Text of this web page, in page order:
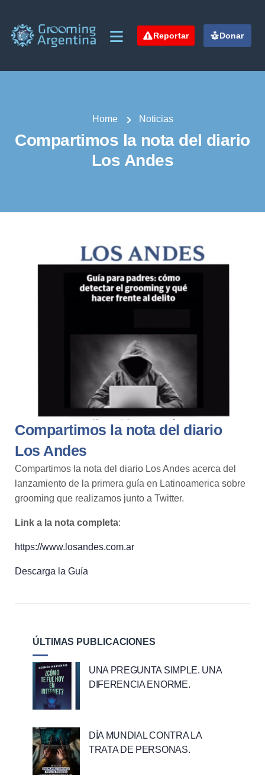
Reportar Donar
Home Noticias
Compartimos la nota del diario
Los Andes
Compartimos la nota del diario
Los Andes
Compartimos la nota del diario Los Andes acerca del
lanzamiento de la primera guía en Latinoamerica sobre
grooming que realizamos junto a Twitter.
Link a la nota completa:
https://www.losandes.com.ar
Descarga la Guía
ÚLTIMAS PUBLICACIONES
UNA PREGUNTA SIMPLE. UNA
DIFERENCIA ENORME.
DÍA MUNDIAL CONTRA LA
TRATA DE PERSONAS.